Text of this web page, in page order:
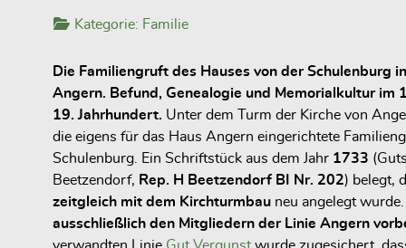
Kategorie: Familie
Die Familiengruft des Hauses von der Schulenburg
Angern. Befund, Genealogie und Memorialkultur im
19. Jahrhundert. Unter dem Turm der Kirche von
die eigens für das Haus Angern eingerichtete
Schulenburg. Ein Schriftstück aus dem Jahr 1733
Beetzendorf, Rep. H Beetzendorf BI Nr. 202) belegt,
zeitgleich mit dem Kirchturmbau neu angelegt
ausschließlich den Mitgliedern der Linie Angern
verwandten Linie Gut Vergunstwurde zugesichert,